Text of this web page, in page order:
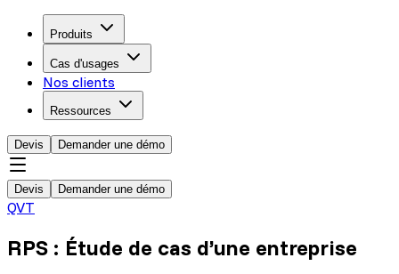
Produits
Cas d'usages
Nos clients
Ressources
Devis Demander une démo
Devis Demander une démo
QVT
RPS : Étude de cas d’une entreprise